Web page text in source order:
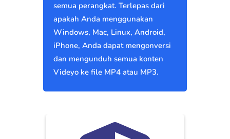
semua perangkat. Terlepas dari
apakah Anda menggunakan
Windows, Mac, Linux, Android,
iPhone, Anda dapat mengonversi
dan mengunduh semua konten
Videyo ke file MP4 atau MP3.